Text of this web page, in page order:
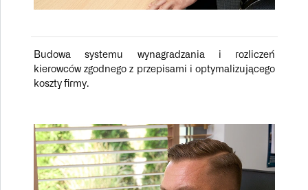
Budowa systemu wynagradzania i rozliczeń
kierowców zgodnego z przepisami i optymalizującego
koszty firmy.